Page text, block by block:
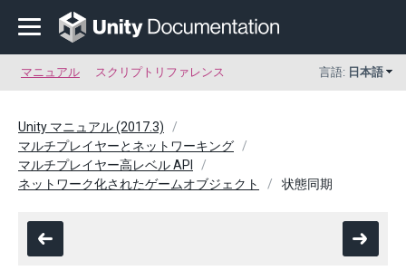
マニュアル スクリプトリファレンス 言語: 日本語
Unity マニュアル (2017.3)
マルチプレイヤーとネットワーキング
マルチプレイヤー高レベル API
ネットワーク化されたゲームオブジェクト
状態同期